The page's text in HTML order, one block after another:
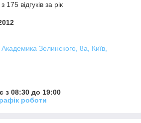
відгуків за рік
Зелинского, 8а, Київ,
з 08:30 до 19:00
роботи